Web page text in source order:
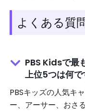
よくある質
PBS Kidsで最
上位5つは何で
PBSキッズの人気キ
ー、アーサー、おさ